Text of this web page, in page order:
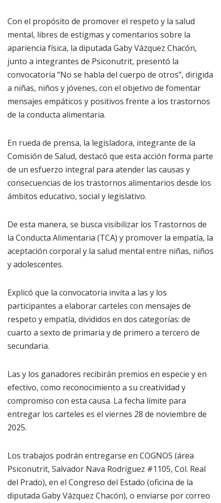
Con el propósito de promover el respeto y la salud
mental, libres de estigmas y comentarios sobre la
apariencia física, la diputada Gaby Vázquez Chacón,
junto a integrantes de Psiconutrit, presentó la
convocatoria “No se habla del cuerpo de otros”, dirigida
a niñas, niños y jóvenes, con el objetivo de fomentar
mensajes empáticos y positivos frente a los trastornos
de la conducta alimentaria.
En rueda de prensa, la legisladora, integrante de la
Comisión de Salud, destacó que esta acción forma parte
de un esfuerzo integral para atender las causas y
consecuencias de los trastornos alimentarios desde los
ámbitos educativo, social y legislativo.
De esta manera, se busca visibilizar los Trastornos de
la Conducta Alimentaria (TCA) y promover la empatía, la
aceptación corporal y la salud mental entre niñas, niños
y adolescentes.
Explicó que la convocatoria invita a las y los
participantes a elaborar carteles con mensajes de
respeto y empatía, divididos en dos categorías: de
cuarto a sexto de primaria y de primero a tercero de
secundaria.
Las y los ganadores recibirán premios en especie y en
efectivo, como reconocimiento a su creatividad y
compromiso con esta causa. La fecha límite para
entregar los carteles es el viernes 28 de noviembre de
2025.
Los trabajos podrán entregarse en COGNOS (área
Psiconutrit, Salvador Nava Rodríguez #1105, Col. Real
del Prado), en el Congreso del Estado (oficina de la
diputada Gaby Vázquez Chacón), o enviarse por correo